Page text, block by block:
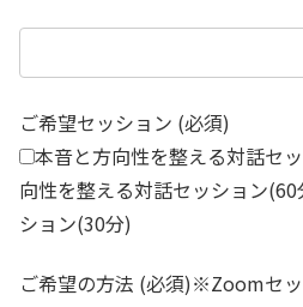
ご希望セッション (必須)
本音と方向性を整える対話セ
向性を整える対話セッション(60
ション(30分)
ご希望の方法 (必須)※Zoomセ